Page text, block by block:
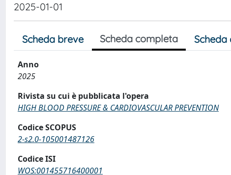
2025-01-01
Scheda breve Scheda completa Scheda
Anno
2025
Rivista su cui è pubblicata l'opera
HIGH BLOOD PRESSURE & CARDIOVASCULAR PREVENTION
Codice SCOPUS
2-s2.0-105001487126
Codice ISI
WOS:001455716400001